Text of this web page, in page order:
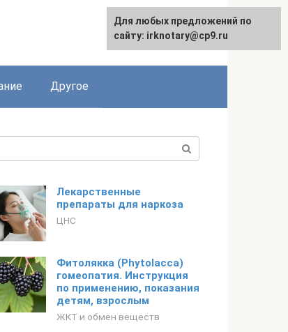
Другое
Лекарственные
препараты для наркоза
ЦНС
Фитолякка (Phytolacca)
гомеопатия. Инструкция
по применению, показания
детям, взрослым
ЖКТ и обмен веществ
Для любых предложений по
сайту: irknotary@cp9.ru